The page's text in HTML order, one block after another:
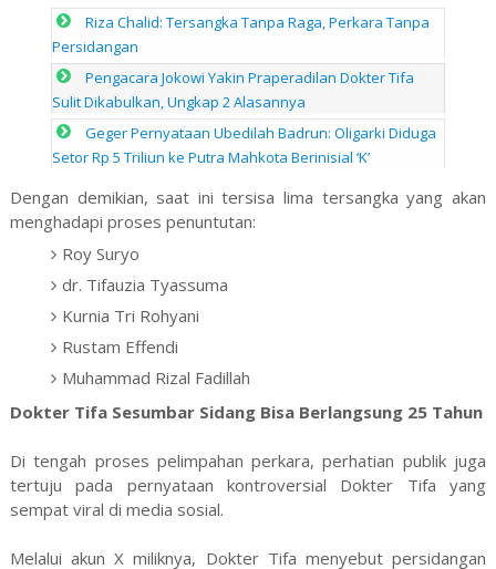
Riza Chalid: Tersangka Tanpa Raga, Perkara Tanpa
Persidangan
Pengacara Jokowi Yakin Praperadilan Dokter Tifa
Sulit Dikabulkan, Ungkap 2 Alasannya
Geger Pernyataan Ubedilah Badrun: Oligarki Diduga
Setor Rp 5 Triliun ke Putra Mahkota Berinisial ‘K’
Dengan demikian, saat ini tersisa lima tersangka yang akan
menghadapi proses penuntutan:
Roy Suryo
dr. Tifauzia Tyassuma
Kurnia Tri Rohyani
Rustam Effendi
Muhammad Rizal Fadillah
Dokter Tifa Sesumbar Sidang Bisa Berlangsung 25 Tahun
Di tengah proses pelimpahan perkara, perhatian publik juga
tertuju pada pernyataan kontroversial Dokter Tifa yang
sempat viral di media sosial.
Melalui akun X miliknya, Dokter Tifa menyebut persidangan